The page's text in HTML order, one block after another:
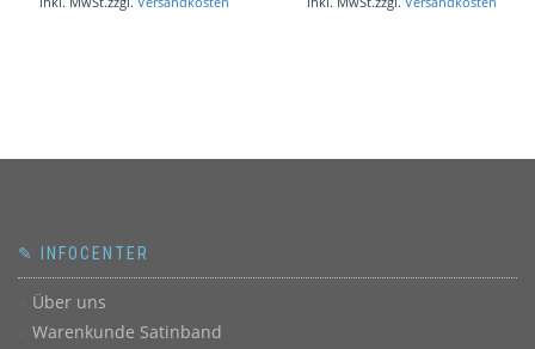
✎ INFOCENTER
Über uns
Warenkunde Satinband